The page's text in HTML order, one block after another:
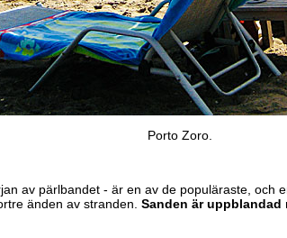
Porto Zoro.
av pärlbandet - är en av de populäraste, och
änden av stranden. Sanden är uppblandad